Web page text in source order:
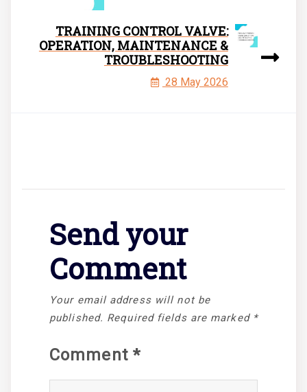
TRAINING CONTROL VALVE:
OPERATION, MAINTENANCE &
TROUBLESHOOTING
28 May 2026
Send your
Comment
Your email address will not be
published. Required fields are marked *
Comment *